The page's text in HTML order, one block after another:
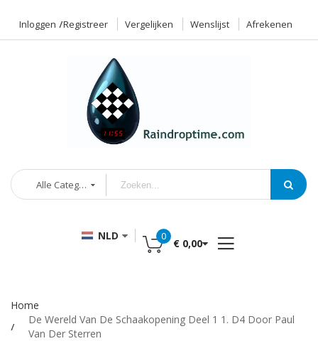
Inloggen Registreer Vergelijken Wenslijst Afrekenen
Alle Categorieën
NLD 0
€ 0,00
Home
De Wereld Van De Schaakopening Deel 1 1. D4 Door Paul
Van Der Sterren